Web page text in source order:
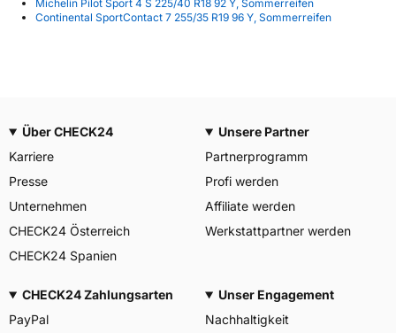
Michelin Pilot Sport 4 S 225/40 R18 92 Y, Sommerreifen
Continental SportContact 7 255/35 R19 96 Y, Sommerreifen
Über CHECK24
Karriere
Presse
Unternehmen
CHECK24 Österreich
CHECK24 Spanien
Unsere Partner
Partnerprogramm
Profi werden
Affiliate werden
Werkstattpartner werden
CHECK24 Zahlungsarten
PayPal
Unser Engagement
Nachhaltigkeit